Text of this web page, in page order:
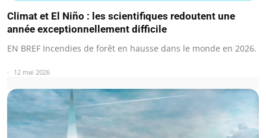
Climat et El Niño : les scientifiques redoutent une
année exceptionnellement difficile
EN BREF Incendies de forêt en hausse dans le monde en 2026.
12 mai 2026